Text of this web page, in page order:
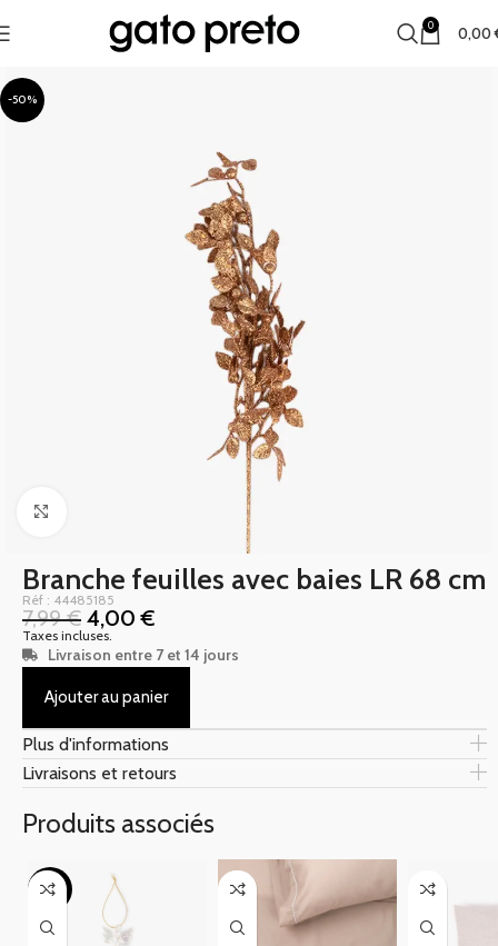
0 0,00
-50%
Branche feuilles avec baies LR 68 cm
Réf : 44485185
7,99€ 4,00€
Taxes incluses.
Livraison entre 7 et 14 jours
Ajouter au panier
Plus d'informations
Livraisons et retours
Produits associés
-50%